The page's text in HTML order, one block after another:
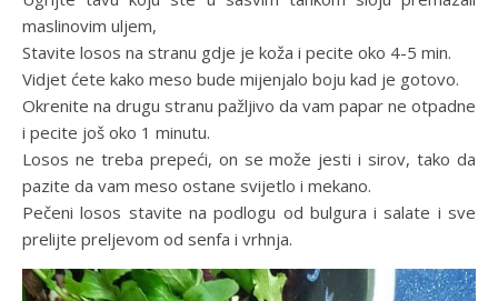
maslinovim uljem,
Stavite losos na stranu gdje je koža i pecite oko 4-5 min.
Vidjet ćete kako meso bude mijenjalo boju kad je gotovo.
Okrenite na drugu stranu pažljivo da vam papar ne otpadne
i pecite još oko 1 minutu.
Losos ne treba prepeći, on se može jesti i sirov, tako da
pazite da vam meso ostane svijetlo i mekano.
Pečeni losos stavite na podlogu od bulgura i salate i sve
prelijte preljevom od senfa i vrhnja.